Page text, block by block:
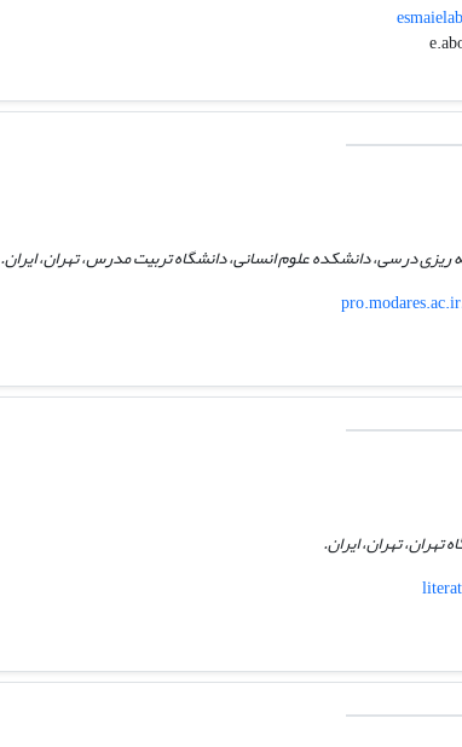
ریزی درسی، دانشکده علوم انسانی، دانشگاه تربیت مدرس، تهران، ایران.
تهران، ایران.